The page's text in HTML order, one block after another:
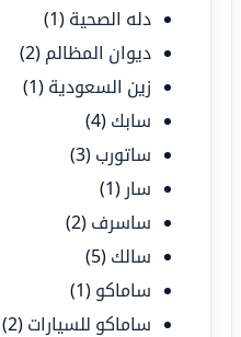
دله الصحية (1)
ديوان المظالم (2)
زين السعودية (1)
سابك (4)
ساتورب (3)
سار (1)
ساسرف (2)
سالك (5)
ساماكو (1)
ساماكو للسيارات (2)